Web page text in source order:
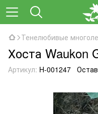
Тенелюбивые
Хоста Waukon
Артикул: H-001247